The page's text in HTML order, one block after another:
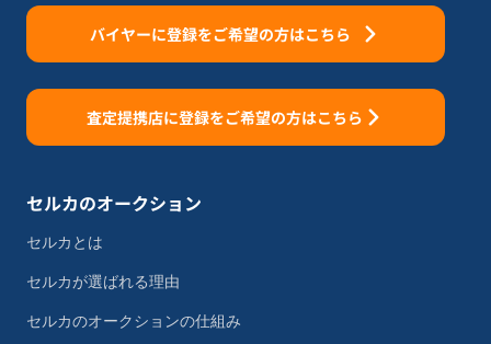
バイヤーに登録をご希望の方はこちら
査定提携店に登録をご希望の方はこちら
セルカのオークション
セルカとは
セルカが選ばれる理由
セルカのオークションの仕組み